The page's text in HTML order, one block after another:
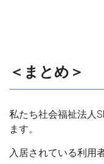
＜まとめ＞
私たち社会福祉法人
ます。
入居されている利用